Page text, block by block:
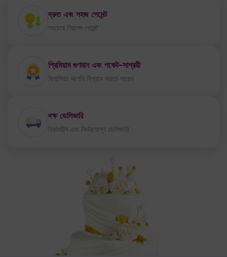
দ্রুত এবং সহজ পেমেন্ট
সবচেয়ে নিরাপদ পেমেন্ট
প্রিমিয়াম গুণমান এবং পকেট-সাশ্রয়ী
বিলাসিতা আপনি বিশ্বাস করতে পারেন
দক্ষ ডেলিভারি
বিরামহীন এবং নির্ভরযোগ্য ডেলিভারি